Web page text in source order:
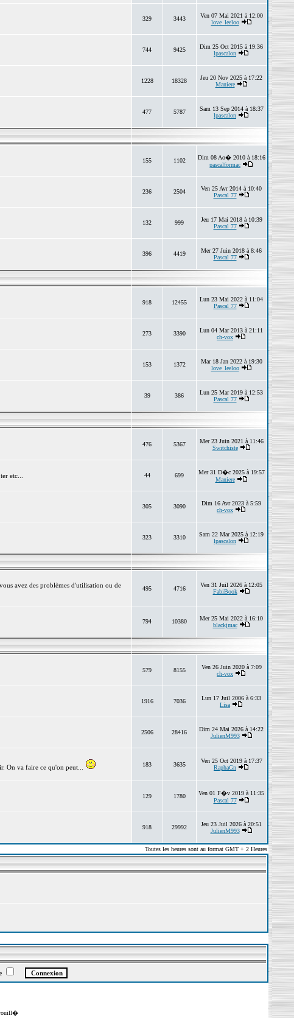
329 3443
Ven 07 Mai 2021 à 12:00
love_leeloo
744 9425
Dim 25 Oct 2015 à 19:36
lpascalon
1228 18328
Jeu 20 Nov 2025 à 17:22
Maniere
477 5787
Sam 13 Sep 2014 à 18:37
lpascalon
155 1102
Dim 08 Ao� 2010 à 18:16
pascalformac
236 2504
Ven 25 Avr 2014 à 10:40
Pascal 77
132 999
Jeu 17 Mai 2018 à 10:39
Pascal 77
396 4419
Mer 27 Juin 2018 à 8:46
Pascal 77
918 12455
Lun 23 Mai 2022 à 11:04
Pascal 77
273 3390
Lun 04 Mar 2013 à 21:11
ch-vox
153 1372
Mar 18 Jan 2022 à 19:30
love_leeloo
39 386
Lun 25 Mar 2019 à 12:53
Pascal 77
476 5367
Mer 23 Juin 2021 à 11:46
Switchiste
etc... 44 699
Mer 31 D�c 2025 à 19:57
Maniere
305 3090
Dim 16 Avr 2023 à 5:59
ch-vox
323 3310
Sam 22 Mar 2025 à 12:19
lpascalon
avez des problèmes d'utilisation ou de
495 4716
Ven 31 Juil 2026 à 12:05
FabiBook
794 10380
Mer 25 Mai 2022 à 16:10
blackjmac
579 8155
Ven 26 Juin 2020 à 7:09
ch-vox
1916 7036
Lun 17 Juil 2006 à 6:33
Lisa
2506 28416
Dim 24 Mai 2026 à 14:22
JulienM993
On va faire ce qu'on peut... 183 3635
Ven 25 Oct 2019 à 17:37
RaphaGn
129 1780
Ven 01 F�v 2019 à 11:35
Pascal 77
918 29992
Jeu 23 Juil 2026 à 20:51
JulienM993
Toutes les heures sont au format GMT + 2 Heures